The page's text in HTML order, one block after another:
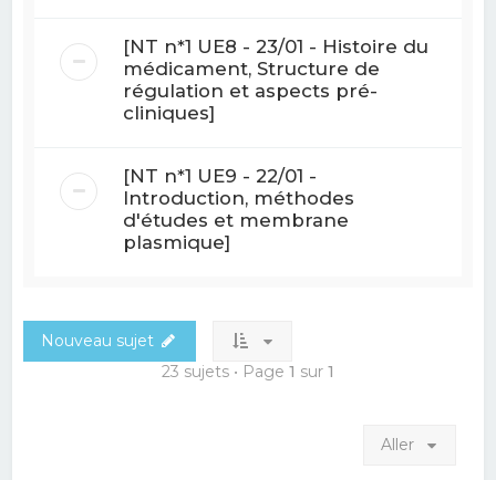
[NT n*1 UE8 - 23/01 - Histoire du
médicament, Structure de
régulation et aspects pré-
cliniques]
[NT n*1 UE9 - 22/01 -
Introduction, méthodes
d'études et membrane
plasmique]
Nouveau sujet
23 sujets • Page 1 sur 1
Aller